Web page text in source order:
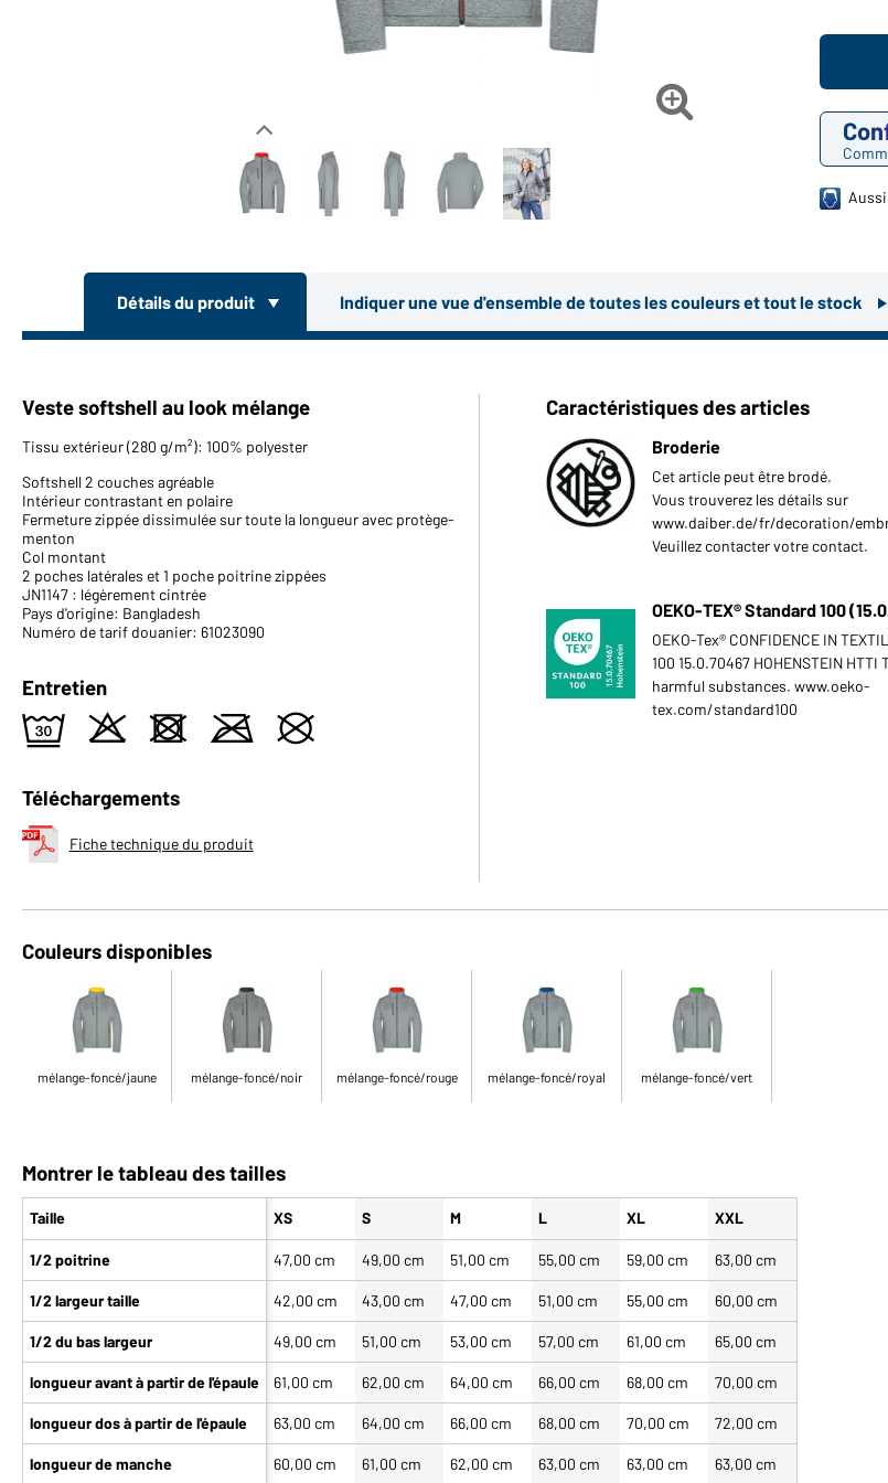

Détails du produit Indiquer une vue d'ensemble de toutes les couleurs et tout le stock
Veste softshell au look mélange
Tissu extérieur (280 g/m²): 100% polyester
Softshell 2 couches agréable
Intérieur contrastant en polaire
Fermeture zippée dissimulée sur toute la longueur avec protège-
menton
Col montant
2 poches latérales et 1 poche poitrine zippées
JN1147 : légèrement cintrée
Pays d'origine: Bangladesh
Numéro de tarif douanier: 61023090
Entretien
e o d m U
Téléchargements
Fiche technique du produit
Caractéristiques des articles
Broderie
Cet article peut être brodé.
Vous trouverez les détails sur
www.daiber.de/fr/decoration/
Veuillez contacter votre contact.
OEKO-TEX® Standard 100
OEKO-Tex® CONFIDENCE IN
100 15.0.70467 HOHENSTEIN HTTI
harmful substances. www.oeko-
tex.com/standard100
Couleurs disponibles
mélange-foncé/jaune mélange-foncé/noir mélange-foncé/rouge mélange-foncé/royal mélange-foncé/vert
Montrer le tableau des tailles
Taille
1/2 poitrine
1/2 largeur taille
1/2 du bas largeur
longueur avant à partir de l'épaule
longueur dos à partir de l'épaule
longueur de manche
XS S M L XL XXL
47,00 cm 49,00 cm 51,00 cm 55,00 cm 59,00 cm 63,00 cm
42,00 cm 43,00 cm 47,00 cm 51,00 cm 55,00 cm 60,00 cm
49,00 cm 51,00 cm 53,00 cm 57,00 cm 61,00 cm 65,00 cm
61,00 cm 62,00 cm 64,00 cm 66,00 cm 68,00 cm 70,00 cm
63,00 cm 64,00 cm 66,00 cm 68,00 cm 70,00 cm 72,00 cm
60,00 cm 61,00 cm 62,00 cm 63,00 cm 63,00 cm 63,00 cm